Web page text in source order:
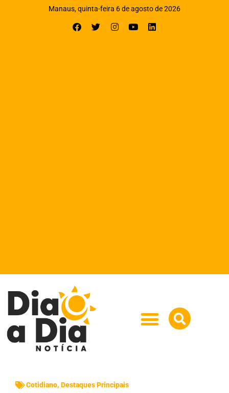
Manaus, quinta-feira 6 de agosto de 2026
Cotidiano, Destaques Principais